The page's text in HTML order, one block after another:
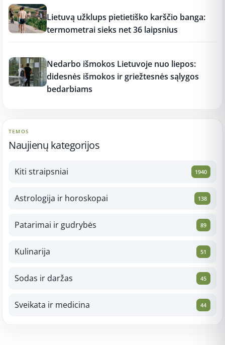
Lietuvą užklups pietietiško karščio banga:
termometrai sieks net 36 laipsnius
Nedarbo išmokos Lietuvoje nuo liepos:
didesnės išmokos ir griežtesnės sąlygos
bedarbiams
TEMOS
Naujienų kategorijos
Kiti straipsniai 1940
Astrologija ir horoskopai 138
Patarimai ir gudrybės 89
Kulinarija 51
Sodas ir daržas 45
Sveikata ir medicina 44